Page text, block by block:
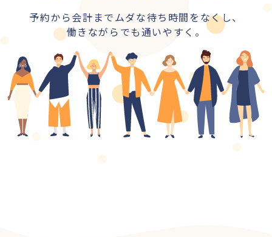
予約から会計までムダな待ち時間をなくし、
働きながらでも通いやすく。